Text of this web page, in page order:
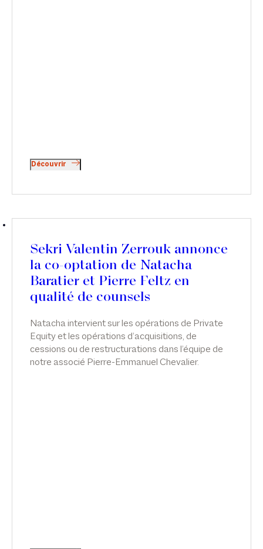
Découvrir
Natacha intervient sur les opérations de Private
Equity et les opérations d’acquisitions, de
cessions ou de restructurations dans l’équipe de
notre associé Pierre-Emmanuel Chevalier.
Sekri Valentin Zerrouk annonce
la co-optation de Natacha
Baratier et Pierre Feltz en
qualité de counsels